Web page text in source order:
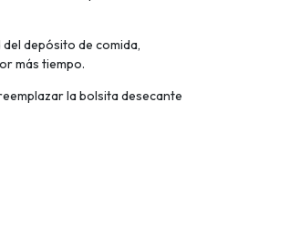
depósito de comida,
más tiempo.
la bolsita desecante